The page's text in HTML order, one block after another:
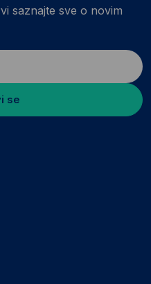
saznajte sve o novim
se